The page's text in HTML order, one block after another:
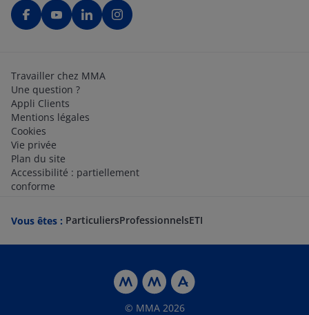
Travailler chez MMA
Une question ?
Appli Clients
Mentions légales
Cookies
Vie privée
Plan du site
Accessibilité : partiellement
conforme
Vous êtes : ParticuliersProfessionnelsETI
© MMA 2026